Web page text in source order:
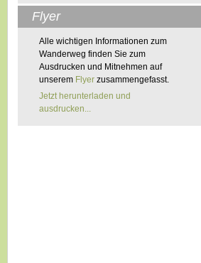
Flyer
Alle wichtigen Informationen zum
Wanderweg finden Sie zum
Ausdrucken und Mitnehmen auf
unserem Flyer zusammengefasst.
Jetzt herunterladen und
ausdrucken...